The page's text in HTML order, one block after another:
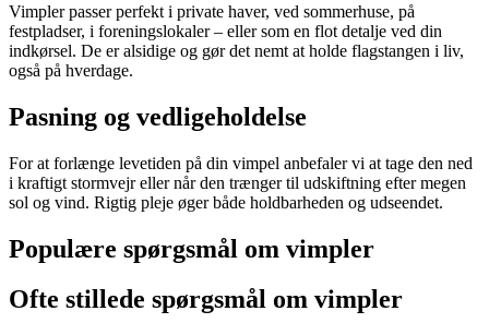
Vimpler passer perfekt i private haver, ved sommerhuse, på
festpladser, i foreningslokaler – eller som en flot detalje ved din
indkørsel. De er alsidige og gør det nemt at holde flagstangen i liv,
også på hverdage.
Pasning og vedligeholdelse
For at forlænge levetiden på din vimpel anbefaler vi at tage den ned
i kraftigt stormvejr eller når den trænger til udskiftning efter megen
sol og vind. Rigtig pleje øger både holdbarheden og udseendet.
Populære spørgsmål om vimpler
Ofte stillede spørgsmål om vimpler